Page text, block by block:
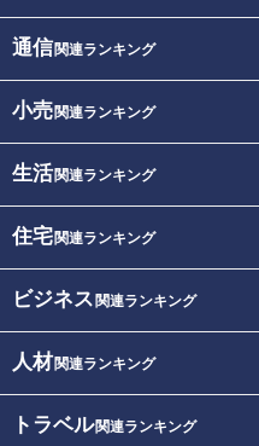
通信関連ランキング
小売関連ランキング
生活関連ランキング
住宅関連ランキング
ビジネス 関連ランキング
人材関連ランキング
トラベル関連ランキング